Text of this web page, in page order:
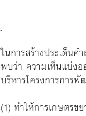
ในการสร้างประเด็น
พบว่า ความเห็นแบ่ง
บริหารโครงการการ
(1) ทำให้การเกษตรข